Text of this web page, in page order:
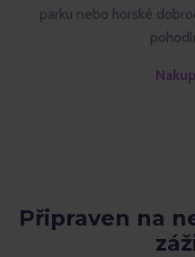
parku nebo horské
Připraven na